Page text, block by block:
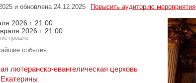
и обновлена 24.12.2025 Повысить аудиторию мероприятия
2026 г. 21:00
2026 г. 21:00
прошло
события
лютеранско-евангелическая церковь